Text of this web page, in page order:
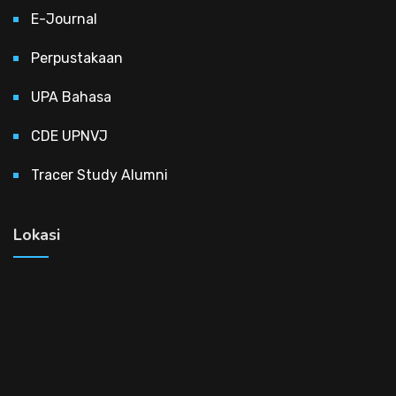
E-Journal
Perpustakaan
UPA Bahasa
CDE UPNVJ
Tracer Study Alumni
Lokasi